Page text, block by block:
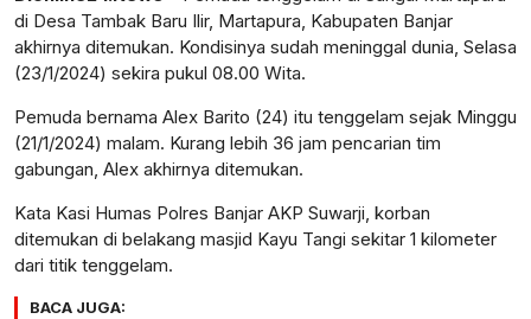
di Desa Tambak Baru Ilir, Martapura, Kabupaten Banjar
akhirnya ditemukan. Kondisinya sudah meninggal dunia, Selasa
(23/1/2024) sekira pukul 08.00 Wita.
Pemuda bernama Alex Barito (24) itu tenggelam sejak Minggu
(21/1/2024) malam. Kurang lebih 36 jam pencarian tim
gabungan, Alex akhirnya ditemukan.
Kata Kasi Humas Polres Banjar AKP Suwarji, korban
ditemukan di belakang masjid Kayu Tangi sekitar 1 kilometer
dari titik tenggelam.
BACA JUGA: